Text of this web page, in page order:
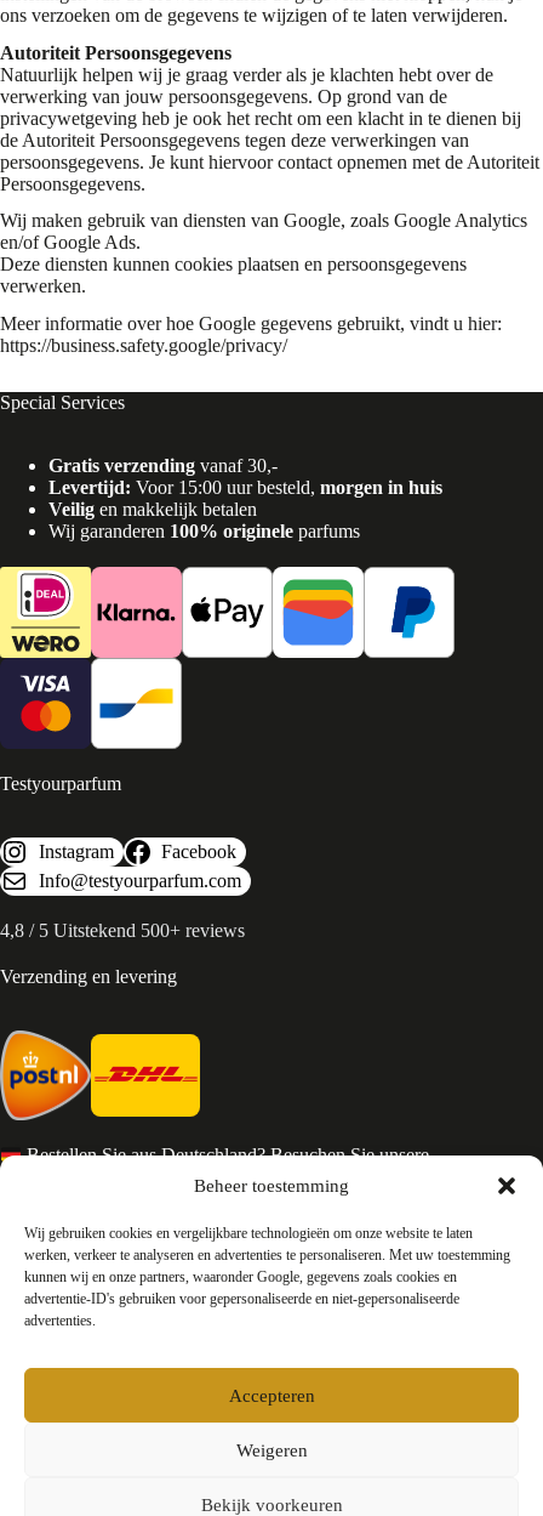
Beheer toestemming
Wij gebruiken cookies en vergelijkbare technologieën om onze website te laten
werken, verkeer te analyseren en advertenties te personaliseren. Met uw toestemming
kunnen wij en onze partners, waaronder Google, gegevens zoals cookies en
advertentie-ID's gebruiken voor gepersonaliseerde en niet-gepersonaliseerde
advertenties.
Accepteren
Weigeren
Bekijk voorkeuren
ons verzoeken om de gegevens te wijzigen of te laten verwijderen.
Autoriteit Persoonsgegevens
Natuurlijk helpen wij je graag verder als je klachten hebt over de
verwerking van jouw persoonsgegevens. Op grond van de
privacywetgeving heb je ook het recht om een klacht in te dienen bij
de Autoriteit Persoonsgegevens tegen deze verwerkingen van
persoonsgegevens. Je kunt hiervoor contact opnemen met de Autoriteit
Persoonsgegevens.
Wij maken gebruik van diensten van Google, zoals Google Analytics
en/of Google Ads.
Deze diensten kunnen cookies plaatsen en persoonsgegevens
verwerken.
Meer informatie over hoe Google gegevens gebruikt, vindt u hier:
https://business.safety.google/privacy/
Special Services
Gratis verzending vanaf 30,-
Levertijd: Voor 15:00 uur besteld, morgen in huis
Veilig en makkelijk betalen
Wij garanderen 100% originele parfums
Testyourparfum
Instagram
Facebook
Info@testyourparfum.com
4,8 / 5 Uitstekend 500+ reviews
Verzending en levering
Bestellen Sie aus Deutschland? Besuchen Sie unsere
Services en Contact
Algemene voorwaarden
Retourneren
Privacy
Contact
Okkers B.V.